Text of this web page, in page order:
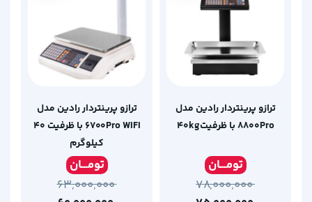
ترازو پرینتردار رادین مدل
۸۸۰۰Pro با ظرفیت۴۰kg
تومـــان
۷۸,۰۰۰,۰۰۰
ترازو پرینتردار رادین مدل
۶۷۰۰Pro WIFI با ظرفیت ۴۰
کیلوگرم
تومـــان
۶۳,۰۰۰,۰۰۰